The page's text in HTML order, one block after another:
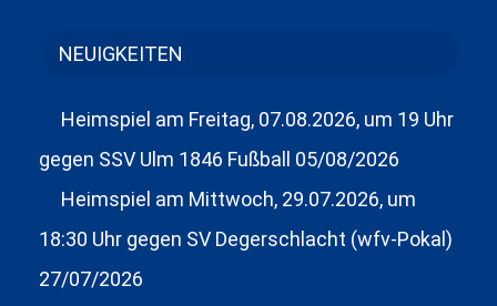
NEUIGKEITEN
Heimspiel am Freitag, 07.08.2026, um 19 Uhr
gegen SSV Ulm 1846 Fußball
05/08/2026
Heimspiel am Mittwoch, 29.07.2026, um
18:30 Uhr gegen SV Degerschlacht (wfv-Pokal)
27/07/2026